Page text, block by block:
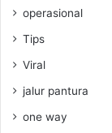
operasional
Tips
Viral
jalur pantura
one way